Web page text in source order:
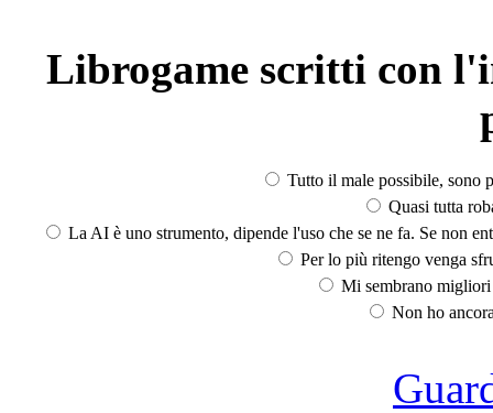
Librogame scritti con
Tutto il male possibile, sono
Quasi tutta
La AI è uno strumento, dipende l'uso che se ne fa. Se non
Per lo più ritengo venga
Mi sembrano
Non ho